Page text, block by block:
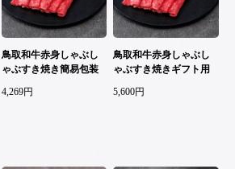
鳥取和牛赤身しゃぶし
ゃぶすき焼き簡易包装
4,269円
鳥取和牛赤身しゃぶし
ゃぶすき焼きギフト用
5,600円